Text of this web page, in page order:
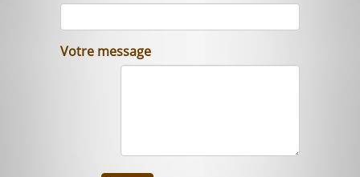
Votre message